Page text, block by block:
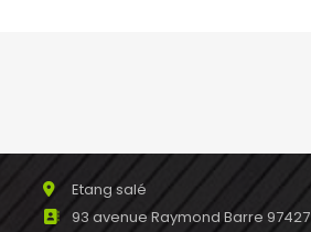
Etang salé
93 avenue Raymond Barre 97427